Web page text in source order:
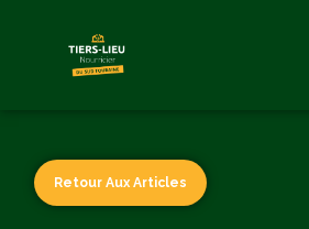
Retour Aux Articles